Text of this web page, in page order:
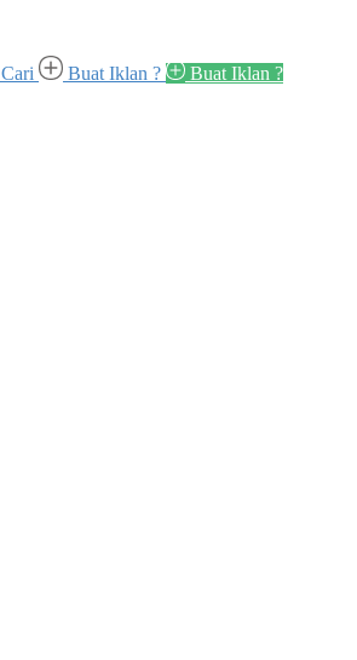
Cari Buat Iklan ? Buat Iklan ?